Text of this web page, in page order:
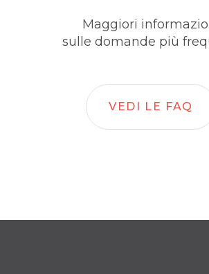
Maggiori
sulle domande più
VEDI LE FAQ